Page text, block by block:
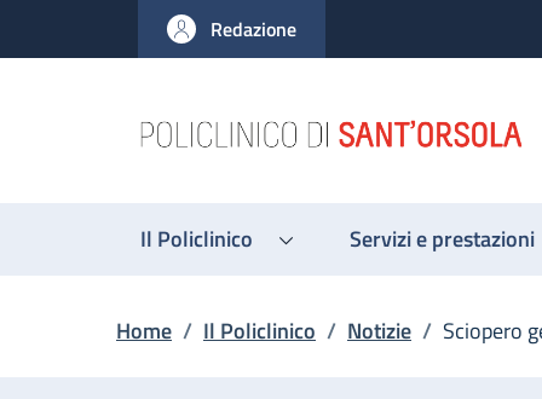
al contenuto principale
to footer content
Redazione
Il Policlinico Servizi e prestazioni
Briciole di pane
Home / Il Policlinico / Notizie / Sciopero